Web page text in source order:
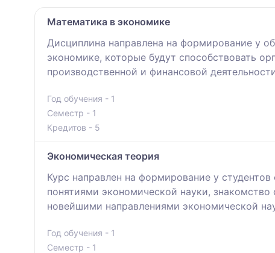
Математика в экономике
Дисциплина направлена на формирование у
экономике, которые будут способствовать
производственной и финансовой
Год обучения - 1
Семестр - 1
Кредитов - 5
Экономическая теория
Курс направлен на формирование у
понятиями экономической науки,
новейшими направлениями экономической
Год обучения - 1
Семестр - 1